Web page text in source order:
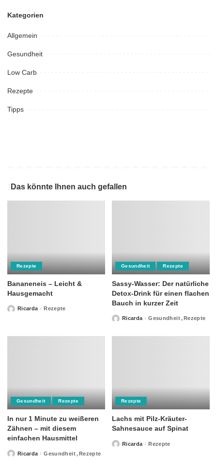
Kategorien
Allgemein
Gesundheit
Low Carb
Rezepte
Tipps
Das könnte Ihnen auch gefallen
Rezepte
Bananeneis – Leicht &
Hausgemacht
PostedRicarda Rezepte
Gesundheit Rezepte
Sassy-Wasser: Der natürliche
Detox-Drink für einen flachen
Bauch in kurzer Zeit
PostedRicarda Gesundheit Rezepte
Gesundheit Rezepte
In nur 1 Minute zu weißeren
Zähnen – mit diesem
einfachen Hausmittel
PostedRicarda Gesundheit Rezepte
Rezepte
Lachs mit Pilz-Kräuter-
Sahnesauce auf Spinat
PostedRicarda Rezepte